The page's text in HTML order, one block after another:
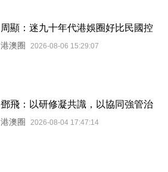
周顯：迷九十年代港娛圈好比民國控
港澳圈 2026-08-06 15:29:07
鄧飛：以研修凝共識，以協同強管治
港澳圈 2026-08-04 17:47:14